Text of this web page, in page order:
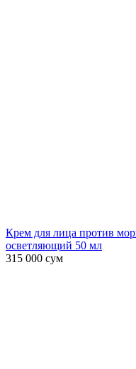
Крем для лица против
осветляющий 50 мл
315 000 сум